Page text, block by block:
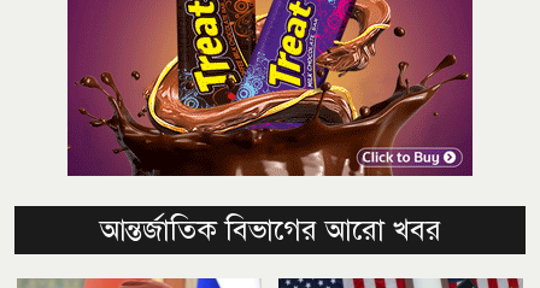
আন্তর্জাতিক বিভাগের আরো খবর